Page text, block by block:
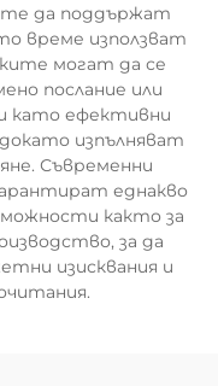
да поддържат
време използват
могат да се
послание или
като ефективни
изпълняват
Съвременни
еднакво
както за
за да
изисквания и